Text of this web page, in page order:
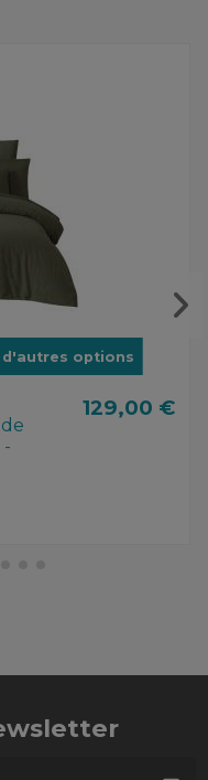
options
129,00 €